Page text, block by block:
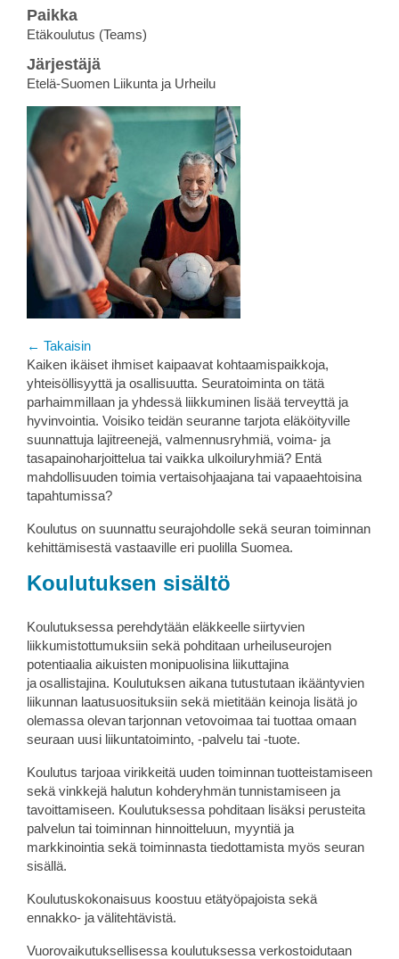
Paikka
Etäkoulutus (Teams)
Järjestäjä
Etelä-Suomen Liikunta ja Urheilu
← Takaisin
Kaiken ikäiset ihmiset kaipaavat kohtaamispaikkoja,
yhteisöllisyyttä ja osallisuutta. Seuratoiminta on tätä
parhaimmillaan ja yhdessä liikkuminen lisää terveyttä ja
hyvinvointia. Voisiko teidän seuranne tarjota eläköityville
suunnattuja lajitreenejä, valmennusryhmiä, voima- ja
tasapainoharjoittelua tai vaikka ulkoiluryhmiä? Entä
mahdollisuuden toimia vertaisohjaajana tai vapaaehtoisina
tapahtumissa?
Koulutus on suunnattu seurajohdolle sekä seuran toiminnan
kehittämisestä vastaaville eri puolilla Suomea.
Koulutuksen sisältö
Koulutuksessa perehdytään eläkkeelle siirtyvien
liikkumistottumuksiin sekä pohditaan urheiluseurojen
potentiaalia aikuisten monipuolisina liikuttajina
ja osallistajina. Koulutuksen aikana tutustutaan ikääntyvien
liikunnan laatusuosituksiin sekä mietitään keinoja lisätä jo
olemassa olevan tarjonnan vetovoimaa tai tuottaa omaan
seuraan uusi liikuntatoiminto, -palvelu tai -tuote.
Koulutus tarjoaa virikkeitä uuden toiminnan tuotteistamiseen​
sekä vinkkejä halutun kohderyhmän tunnistamiseen ja
tavoittamiseen​. Koulutuksessa pohditaan lisäksi perusteita
palvelun tai toiminnan hinnoitteluun, myyntiä ja
markkinointia sekä toiminnasta tiedottamista myös seuran
sisällä.
Koulutuskokonaisuus koostuu etätyöpajoista sekä
ennakko- ja välitehtävistä.
Vuorovaikutuksellisessa koulutuksessa verkostoidutaan